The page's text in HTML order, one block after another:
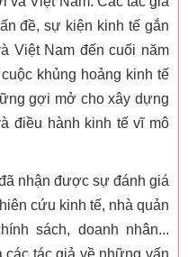
đề, sự kiện kinh tế gắn
Việt Nam đến cuối năm
khủng hoảng kinh tế
gợi mở cho xây dựng
điều hành kinh tế vĩ mô
nhận được sự đánh giá
cứu kinh tế, nhà quản
sách, doanh nhân...
các tác giả về những vấn